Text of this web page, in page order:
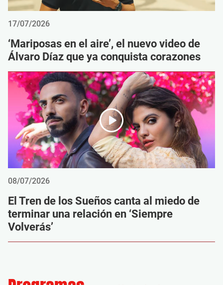
17/07/2026
‘Mariposas en el aire’, el nuevo video de
Álvaro Díaz que ya conquista corazones
08/07/2026
El Tren de los Sueños canta al miedo de
terminar una relación en ‘Siempre
Volverás’